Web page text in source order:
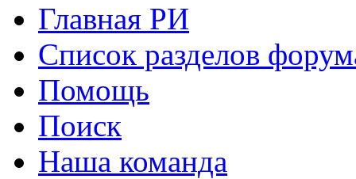
Главная РИ
Список разделов
Помощь
Поиск
Наша команда